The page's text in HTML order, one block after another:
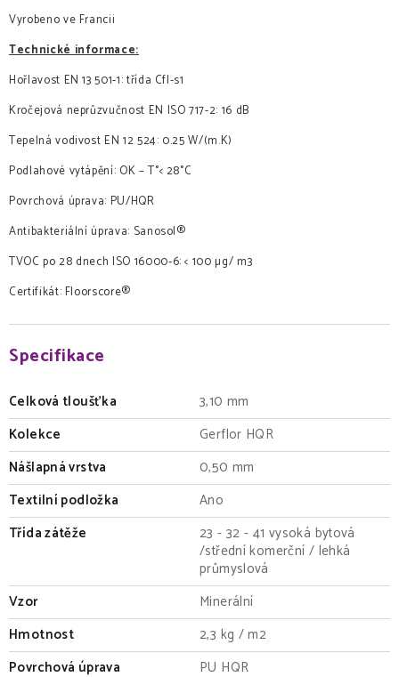
Vyrobeno ve Francii
Technické informace:
Hořlavost EN 13 501-1: třída Cfl-s1
Kročejová neprůzvučnost EN ISO 717-2: 16 dB
Tepelná vodivost EN 12 524: 0.25 W/(m.K)
Podlahové vytápění: OK – T°< 28°C
Povrchová úprava: PU/HQR
Antibakteriální úprava: Sanosol®
TVOC po 28 dnech ISO 16000-6: < 100 µg/ m3
Certifikát: Floorscore®
Specifikace
Celková tloušťka
3,10 mm
Kolekce
Gerflor HQR
Nášlapná vrstva
0,50 mm
Textilní podložka
Ano
Třída zátěže
23 - 32 - 41 vysoká bytová
/střední komerční / lehká
průmyslová
Vzor
Minerální
Hmotnost
2,3 kg / m2
Povrchová úprava
PU HQR